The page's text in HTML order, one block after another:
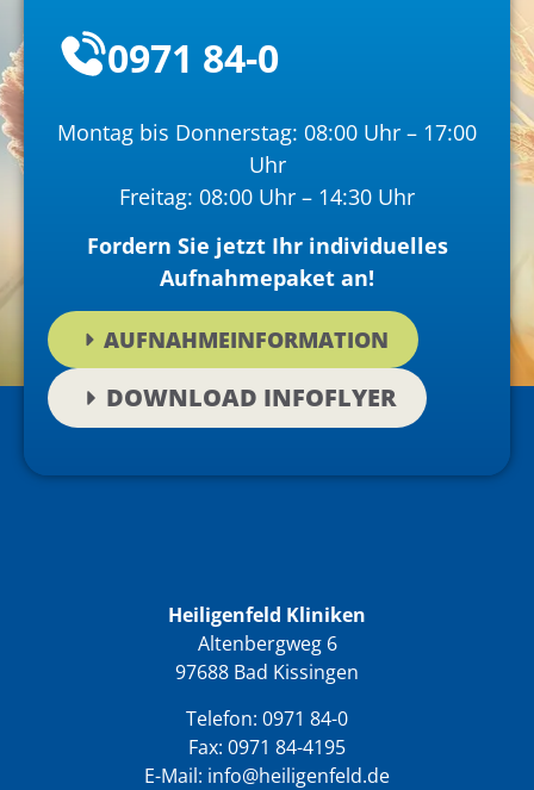
0971 84-0
Montag bis Donnerstag: 08:00 Uhr – 17:00
Uhr
Freitag: 08:00 Uhr – 14:30 Uhr
Fordern Sie jetzt Ihr individuelles
Aufnahmepaket an!
AUFNAHMEINFORMATION
DOWNLOAD INFOFLYER
Heiligenfeld Kliniken
Altenbergweg 6
97688 Bad Kissingen
Telefon: 0971 84-0
Fax: 0971 84-4195
E-Mail: info@heiligenfeld.de